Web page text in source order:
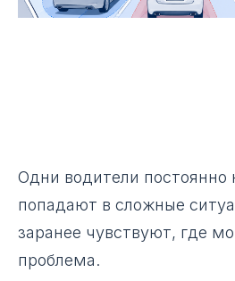
Одни водители постоянно
попадают в сложные
заранее чувствуют, где
проблема.